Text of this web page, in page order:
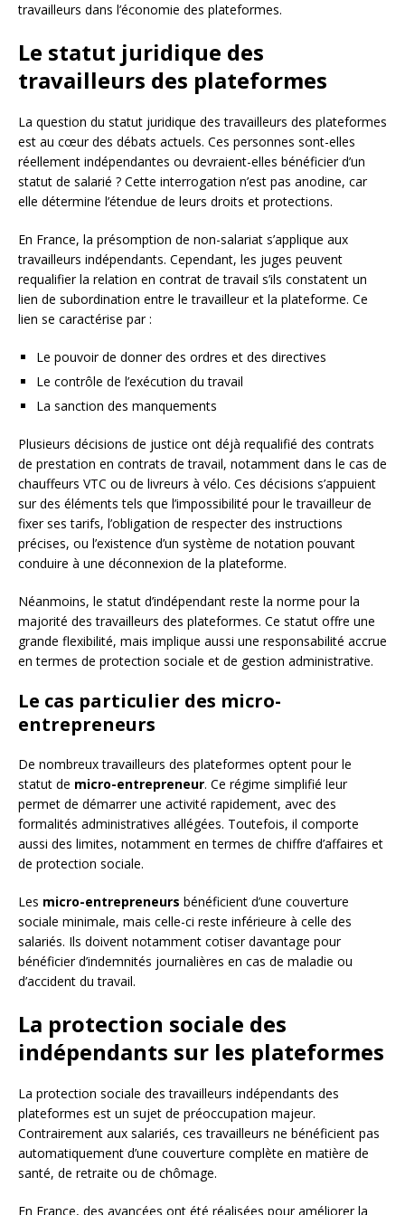
travailleurs dans l’économie des plateformes.
Le statut juridique des
travailleurs des plateformes
La question du statut juridique des travailleurs des plateformes
est au cœur des débats actuels. Ces personnes sont-elles
réellement indépendantes ou devraient-elles bénéficier d’un
statut de salarié ? Cette interrogation n’est pas anodine, car
elle détermine l’étendue de leurs droits et protections.
En France, la présomption de non-salariat s’applique aux
travailleurs indépendants. Cependant, les juges peuvent
requalifier la relation en contrat de travail s’ils constatent un
lien de subordination entre le travailleur et la plateforme. Ce
lien se caractérise par :
Le pouvoir de donner des ordres et des directives
Le contrôle de l’exécution du travail
La sanction des manquements
Plusieurs décisions de justice ont déjà requalifié des contrats
de prestation en contrats de travail, notamment dans le cas de
chauffeurs VTC ou de livreurs à vélo. Ces décisions s’appuient
sur des éléments tels que l’impossibilité pour le travailleur de
fixer ses tarifs, l’obligation de respecter des instructions
précises, ou l’existence d’un système de notation pouvant
conduire à une déconnexion de la plateforme.
Néanmoins, le statut d’indépendant reste la norme pour la
majorité des travailleurs des plateformes. Ce statut offre une
grande flexibilité, mais implique aussi une responsabilité accrue
en termes de protection sociale et de gestion administrative.
Le cas particulier des micro-
entrepreneurs
De nombreux travailleurs des plateformes optent pour le
statut de micro-entrepreneur. Ce régime simplifié leur
permet de démarrer une activité rapidement, avec des
formalités administratives allégées. Toutefois, il comporte
aussi des limites, notamment en termes de chiffre d’affaires et
de protection sociale.
Les micro-entrepreneurs bénéficient d’une couverture
sociale minimale, mais celle-ci reste inférieure à celle des
salariés. Ils doivent notamment cotiser davantage pour
bénéficier d’indemnités journalières en cas de maladie ou
d’accident du travail.
La protection sociale des
indépendants sur les plateformes
La protection sociale des travailleurs indépendants des
plateformes est un sujet de préoccupation majeur.
Contrairement aux salariés, ces travailleurs ne bénéficient pas
automatiquement d’une couverture complète en matière de
santé, de retraite ou de chômage.
En France, des avancées ont été réalisées pour améliorer la